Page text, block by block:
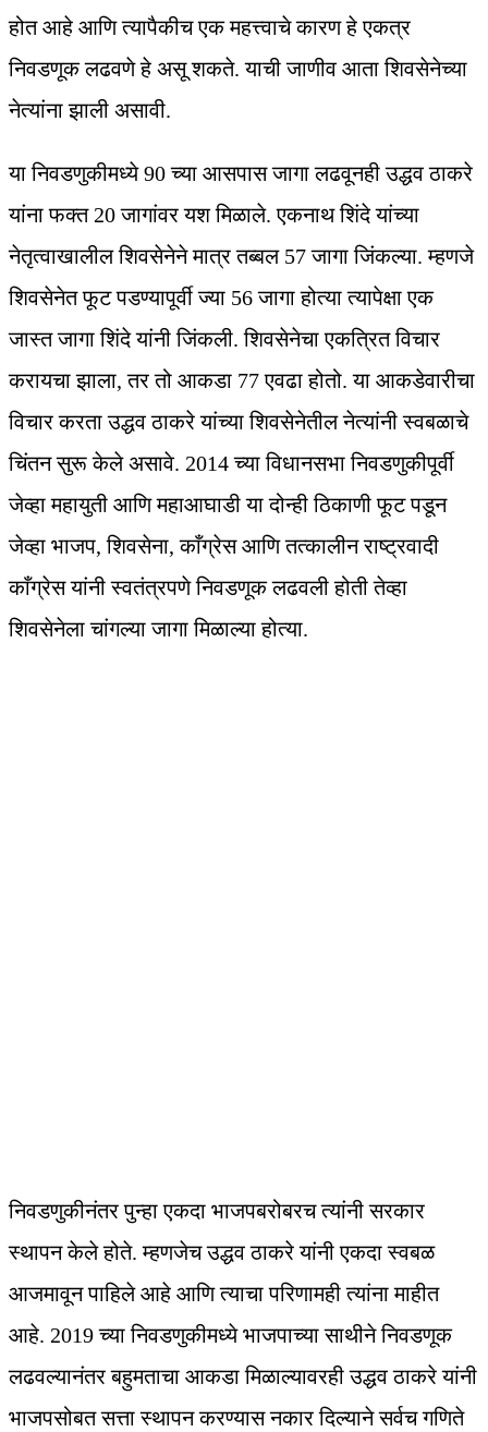
होत आहे आणि त्यापैकीच एक महत्त्वाचे कारण हे एकत्र
निवडणूक लढवणे हे असू शकते. याची जाणीव आता शिवसेनेच्या
नेत्यांना झाली असावी.
या निवडणुकीमध्ये 90 च्या आसपास जागा लढवूनही उद्धव ठाकरे
यांना फक्त 20 जागांवर यश मिळाले. एकनाथ शिंदे यांच्या
नेतृत्वाखालील शिवसेनेने मात्र तब्बल 57 जागा जिंकल्या. म्हणजे
शिवसेनेत फूट पडण्यापूर्वी ज्या 56 जागा होत्या त्यापेक्षा एक
जास्त जागा शिंदे यांनी जिंकली. शिवसेनेचा एकत्रित विचार
करायचा झाला, तर तो आकडा 77 एवढा होतो. या आकडेवारीचा
विचार करता उद्धव ठाकरे यांच्या शिवसेनेतील नेत्यांनी स्वबळाचे
चिंतन सुरू केले असावे. 2014 च्या विधानसभा निवडणुकीपूर्वी
जेव्हा महायुती आणि महाआघाडी या दोन्ही ठिकाणी फूट पडून
जेव्हा भाजप, शिवसेना, काँग्रेस आणि तत्कालीन राष्ट्रवादी
काँग्रेस यांनी स्वतंत्रपणे निवडणूक लढवली होती तेव्हा
शिवसेनेला चांगल्या जागा मिळाल्या होत्या.
निवडणुकीनंतर पुन्हा एकदा भाजपबरोबरच त्यांनी सरकार
स्थापन केले होते. म्हणजेच उद्धव ठाकरे यांनी एकदा स्वबळ
आजमावून पाहिले आहे आणि त्याचा परिणामही त्यांना माहीत
आहे. 2019 च्या निवडणुकीमध्ये भाजपाच्या साथीने निवडणूक
लढवल्यानंतर बहुमताचा आकडा मिळाल्यावरही उद्धव ठाकरे यांनी
भाजपसोबत सत्ता स्थापन करण्यास नकार दिल्याने सर्वच गणिते